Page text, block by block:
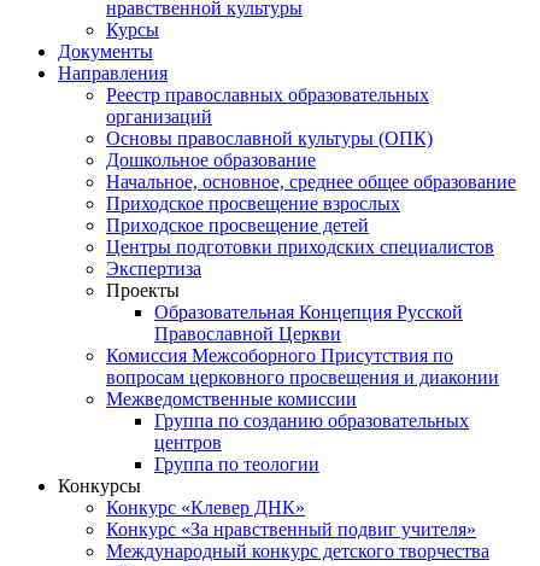
нравственной культуры
Курсы
Документы
Направления
Реестр православных образовательных
организаций
Основы православной культуры (ОПК)
Дошкольное образование
Начальное, основное, среднее общее образование
Приходское просвещение взрослых
Приходское просвещение детей
Центры подготовки приходских специалистов
Экспертиза
Проекты
Образовательная Концепция Русской
Православной Церкви
Комиссия Межсоборного Присутствия по
вопросам церковного просвещения и диаконии
Межведомственные комиссии
Группа по созданию образовательных
центров
Группа по теологии
Конкурсы
Конкурс «Клевер ДНК»
Конкурс «За нравственный подвиг учителя»
Международный конкурс детского творчества